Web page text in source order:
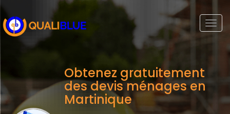
Obtenez gratuitement
des devis ménages en
Martinique